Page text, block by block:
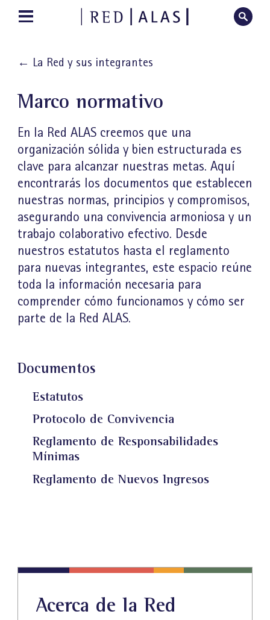
← La Red y sus integrantes
Marco normativo
En la Red ALAS creemos que una
organización sólida y bien estructurada es
clave para alcanzar nuestras metas. Aquí
encontrarás los documentos que establecen
nuestras normas, principios y compromisos,
asegurando una convivencia armoniosa y un
trabajo colaborativo efectivo. Desde
nuestros estatutos hasta el reglamento
para nuevas integrantes, este espacio reúne
toda la información necesaria para
comprender cómo funcionamos y cómo ser
parte de la Red ALAS.
Documentos
Estatutos
Protocolo de Convivencia
Reglamento de Responsabilidades
Mínimas
Reglamento de Nuevos Ingresos
Acerca de la Red